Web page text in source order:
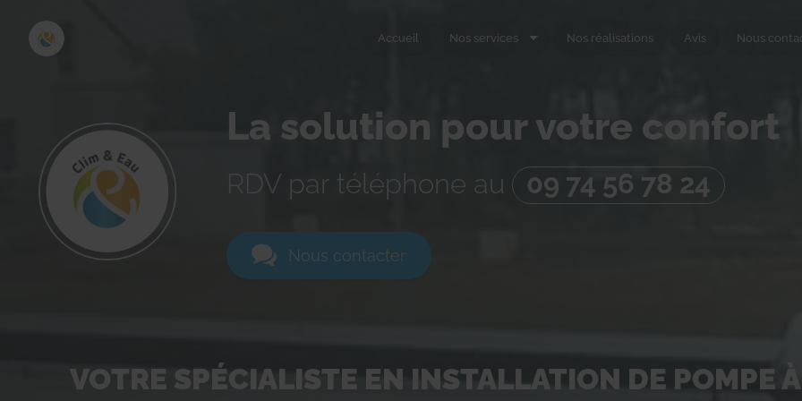
La solution pour votre confort
RDV par téléphone au 09 74 56 78 24
Nous contacter
Accueil Nos services Nos réalisations Avis Nous
VOTRE SPÉCIALISTE EN INSTALLATION DE POMPE